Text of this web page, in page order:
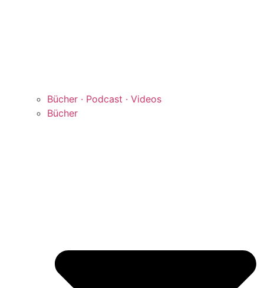
Bücher · Podcast · Videos
Bücher